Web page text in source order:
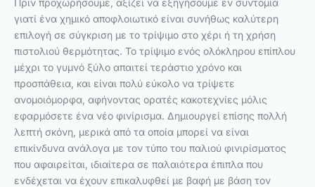
γιατί ένα χημικό αποφλοιωτικό είναι συνήθως καλύτερη
επιλογή σε σύγκριση με το τρίψιμο στο χέρι ή τη χρήση
πιστολιού θερμότητας. Το τρίψιμο ενός ολόκληρου επίπλου
μέχρι το γυμνό ξύλο απαιτεί τεράστιο χρόνο και
προσπάθεια, και είναι πολύ εύκολο να τρίψετε
ανομοιόμορφα, αφήνοντας ορατές κακοτεχνίες μόλις
εφαρμόσετε ένα νέο φινίρισμα. Δημιουργεί επίσης πολλή
λεπτή σκόνη, μερικά από τα οποία μπορεί να είναι
επικίνδυνα ανάλογα με τον τύπο του παλιού φινιρίσματος
που αφαιρείται, ιδιαίτερα σε παλαιότερα έπιπλα που
ενδέχεται να έχουν επικαλυφθεί με βαφή με βάση τον